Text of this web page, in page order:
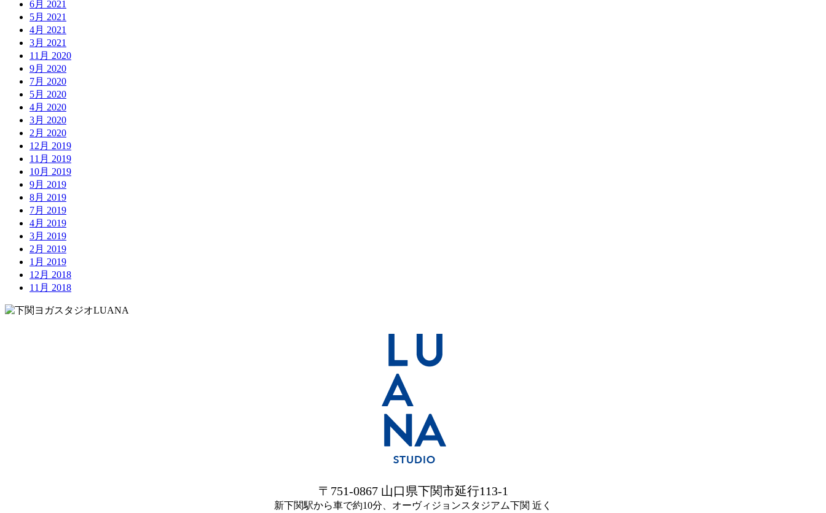
6月 2021
5月 2021
4月 2021
3月 2021
11月 2020
9月 2020
7月 2020
5月 2020
4月 2020
3月 2020
2月 2020
12月 2019
11月 2019
10月 2019
9月 2019
8月 2019
7月 2019
4月 2019
3月 2019
2月 2019
1月 2019
12月 2018
11月 2018
〒751-0867 山口県下関市延行113-1
新下関駅から車で約10分、オーヴィジョンスタジアム下関 近く